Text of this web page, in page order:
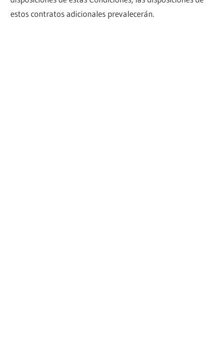
estos contratos adicionales prevalecerán.